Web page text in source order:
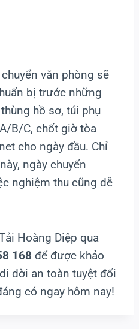
văn phòng sẽ
bị trước những
hồ sơ, túi phụ
B/C, chốt giờ tòa
cho ngày đầu. Chỉ
ngày chuyển
nghiệm thu cũng dễ
Hoàng Diệp qua
168 để được khảo
dời an toàn tuyệt đối
có ngay hôm nay!